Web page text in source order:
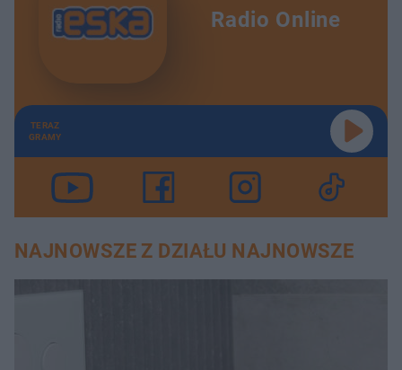
Radio Online
TERAZ
GRAMY
NAJNOWSZE Z DZIAŁU NAJNOWSZE